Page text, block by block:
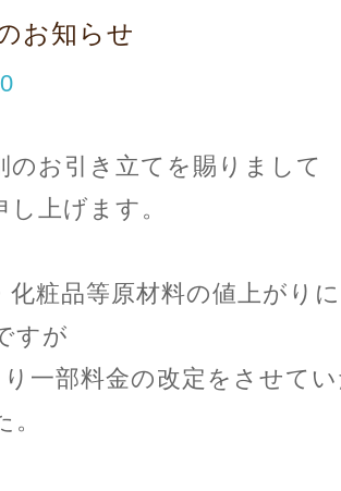
お知らせ
のお引き立てを賜りまして
し上げます。
化粧品等原材料の値上がり
すが
一部料金の改定をさせて